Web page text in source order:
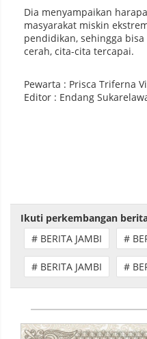
Dia menyampaikan
masyarakat miskin
pendidikan, sehingga
cerah, cita-cita tercapai.
Pewarta : Prisca Triferna
Editor : Endang
Ikuti perkembangan
# BERITA JAMBI
#
# BERITA JAMBI #